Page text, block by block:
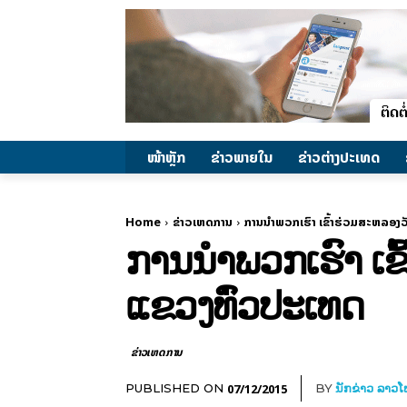
ໜ້າຫຼັກ ຂ່າວພາຍ​ໃນ ຂ່າວຕ່າງປະເທດ
Home ຂ່າວເຫດການ ການນໍາພວກເຮົາ ເຂົ້າຮ່ວມສະຫລອ
ການນໍາພວກເຮົາ
ແຂວງທົ່ວປະເທດ
ຂ່າວເຫດການ
PUBLISHED ON 07/12/2015 BYນັກຂ່າວ ລາວ